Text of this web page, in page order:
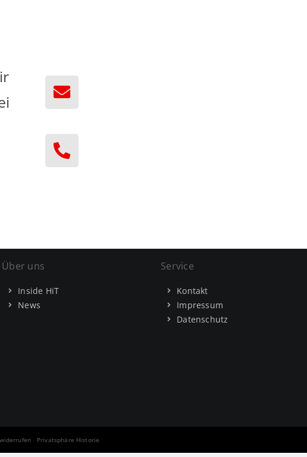
Über uns
Inside HiT
News
Service
Kontakt
Impressum
Datenschutz
Privatsphäre Historie